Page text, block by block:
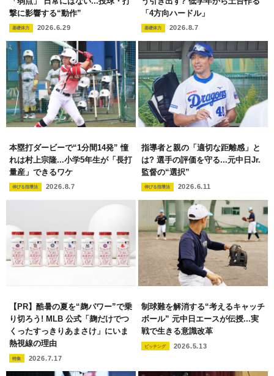
撃に影響する“動作”
基礎体力 2026.6.29
「4方向ハードル」
基礎体力 2026.8.7
本塁打ダービーで“1分間14発” 憧
れは村上宗隆...小学5年生が「長打
量産」できるワケ
伸びる指導法 2026.8.7
指導者と親の「適切な距離感」と
は? 選手の評価を守る...元中日Jr.
監督の“選択”
伸びる指導法 2026.6.11
【PR】酷暑の夏を“麹パワー”で乗
り切ろう! MLB 公式「麹だけでつ
くったすっきりあまさけ」にいま
熱視線の理由
特集 2026.7.17
制球難を解消する“考えるキャッチ
ボール” 元中日エースが伝授...実
戦で生きる意識改革
ピッチング 2026.5.13